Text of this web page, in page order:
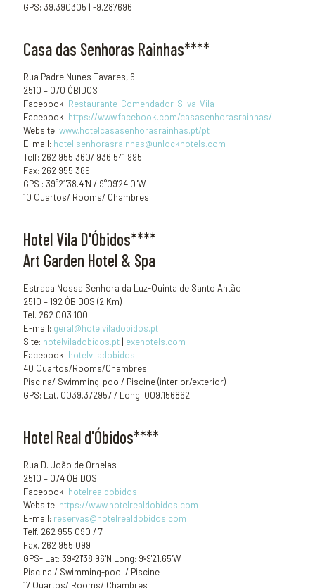
GPS: 39.390305 | -9.287696
Casa das Senhoras Rainhas****
Rua Padre Nunes Tavares, 6
2510 – 070 ÓBIDOS
Facebook: Restaurante-Comendador-Silva-Vila
Facebook: https://www.facebook.com/casasenhorasrainhas/
Website: www.hotelcasasenhorasrainhas.pt/pt
E-mail: hotel.senhorasrainhas@unlockhotels.com
Telf: 262 955 360/ 936 541 995
Fax: 262 955 369
GPS : 39°21'38.4"N / 9°09'24.0"W
10 Quartos/ Rooms/ Chambres
Hotel Vila D'Óbidos****
Art Garden Hotel & Spa
Estrada Nossa Senhora da Luz-Quinta de Santo Antão
2510 – 192 ÓBIDOS (2 Km)
Tel. 262 003 100
E-mail: geral@hotelviladobidos.pt
Site: hotelviladobidos.pt | exehotels.com
Facebook: hotelviladobidos
40 Quartos/Rooms/Chambres
Piscina/ Swimming-pool/ Piscine (interior/exterior)
GPS: Lat. 0039.372957 / Long. 009.156862
Hotel Real d'Óbidos****
Rua D. João de Ornelas
2510 – 074 ÓBIDOS
Facebook: hotelrealdobidos
Website: https://www.hotelrealdobidos.com
E-mail: reservas@hotelrealdobidos.com
Telf. 262 955 090 / 7
Fax. 262 955 099
GPS- Lat: 39º21'38.96''N Long: 9º9'21.65''W
Piscina / Swimming-pool / Piscine
17 Quartos/ Rooms/ Chambres